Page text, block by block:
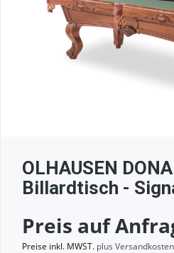
OLHAUSEN
Billardtisch -
Preis auf
Preise inkl. MWST. plus Versandkosten